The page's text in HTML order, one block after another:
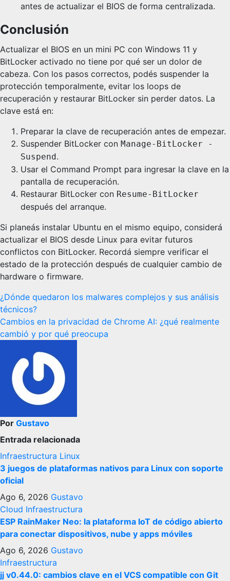
antes de actualizar el BIOS de forma centralizada.
Conclusión
Actualizar el BIOS en un mini PC con Windows 11 y
BitLocker activado no tiene por qué ser un dolor de
cabeza. Con los pasos correctos, podés suspender la
protección temporalmente, evitar los loops de
recuperación y restaurar BitLocker sin perder datos. La
clave está en:
Preparar la clave de recuperación antes de empezar.
Suspender BitLocker con Manage-BitLocker -
Suspend .
Usar el Command Prompt para ingresar la clave en la
pantalla de recuperación.
Restaurar BitLocker con Resume-BitLocker
después del arranque.
Si planeás instalar Ubuntu en el mismo equipo, considerá
actualizar el BIOS desde Linux para evitar futuros
conflictos con BitLocker. Recordá siempre verificar el
estado de la protección después de cualquier cambio de
hardware o firmware.
Navegación
de
entradas
¿Dónde quedaron los malwares complejos y sus análisis
técnicos?
Cambios en la privacidad de Chrome AI: ¿qué realmente
cambió y por qué preocupa
Por Gustavo
Entrada relacionada
Infraestructura Linux
3 juegos de plataformas nativos para Linux con soporte
oficial
Ago 6, 2026 Gustavo
Cloud Infraestructura
ESP RainMaker Neo: la plataforma IoT de código abierto
para conectar dispositivos, nube y apps móviles
Ago 6, 2026 Gustavo
Infraestructura
jj v0.44.0: cambios clave en el VCS compatible con Git